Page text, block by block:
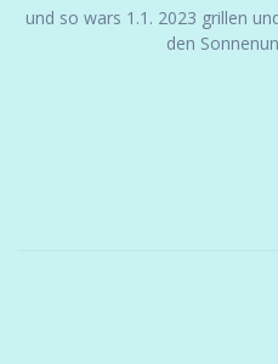
und so wars 1.1. 2023 grillen
den